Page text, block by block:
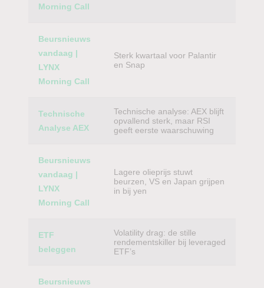
Morning Call
Beursnieuws
vandaag |
LYNX
Morning Call
Sterk kwartaal voor Palantir
en Snap
Technische
Analyse AEX
Technische analyse: AEX blijft
opvallend sterk, maar RSI
geeft eerste waarschuwing
Beursnieuws
vandaag |
LYNX
Morning Call
Lagere olieprijs stuwt
beurzen, VS en Japan grijpen
in bij yen
ETF
beleggen
Volatility drag: de stille
rendementskiller bij leveraged
ETF’s
Beursnieuws